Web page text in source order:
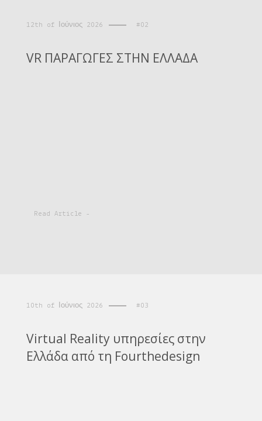
12th of Ιούνιος 2026 #02
VR ΠΑΡΑΓΩΓΕΣ ΣΤΗΝ ΕΛΛΑΔΑ
Read Article -
10th of Ιούνιος 2026 #03
Virtual Reality υπηρεσίες στην
Ελλάδα από τη Fourthedesign